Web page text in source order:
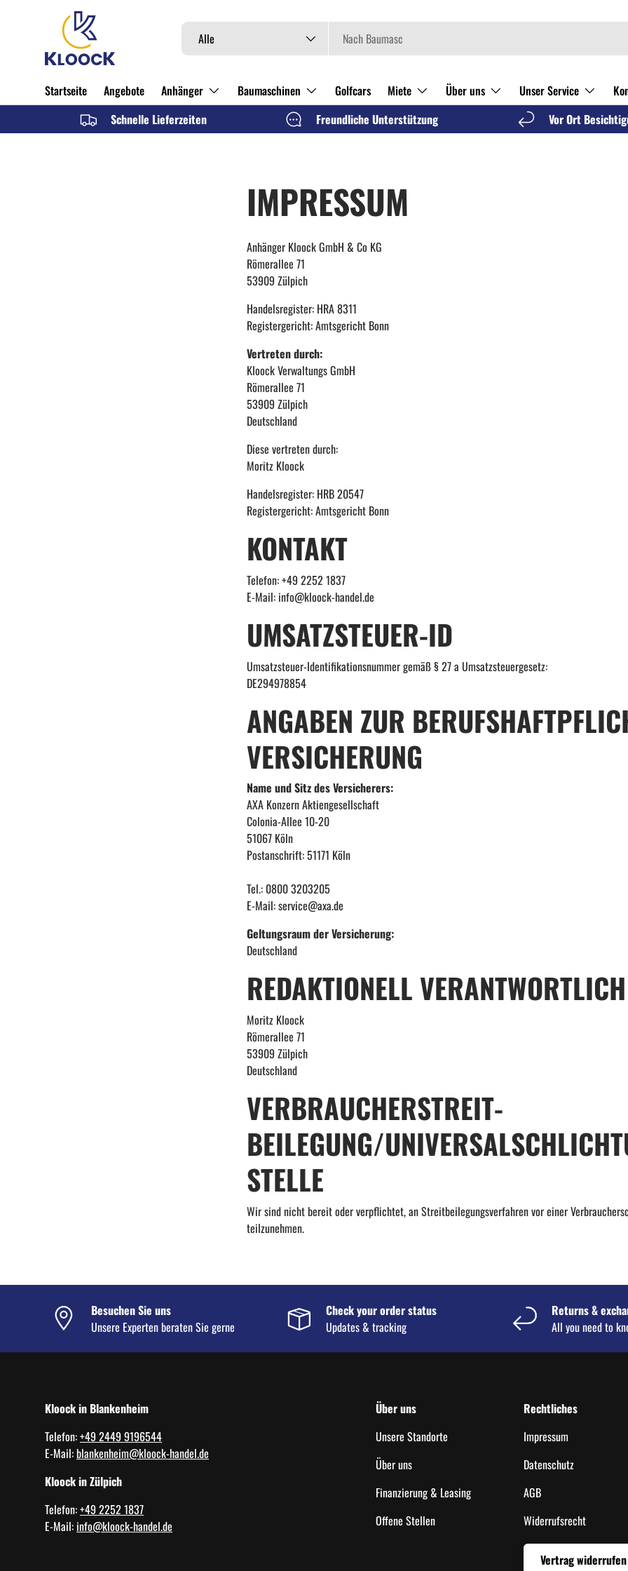
DIREKT ZUM INHALT Suchen
Art
Alle
Startseite Angebote Anhänger Baumaschinen Golfcars Miete Über uns Unser Service
Schnelle Lieferzeiten
Freundliche Unterstützung Vor Ort
IMPRESSUM
Anhänger Kloock GmbH & Co KG
Römerallee 71
53909 Zülpich
Handelsregister: HRA 8311
Registergericht: Amtsgericht Bonn
Vertreten durch:
Kloock Verwaltungs GmbH
Römerallee 71
53909 Zülpich
Deutschland
Diese vertreten durch:
Moritz Kloock
Handelsregister: HRB 20547
Registergericht: Amtsgericht Bonn
KONTAKT
Telefon: +49 2252 1837
E-Mail: info@kloock-handel.de
UMSATZSTEUER-ID
Umsatzsteuer-Identifikationsnummer gemäß § 27 a Umsatzsteuergesetz:
DE294978854
ANGABEN ZUR
VERSICHERUNG
Name und Sitz des Versicherers:
AXA Konzern Aktiengesellschaft
Colonia-Allee 10-20
51067 Köln
Postanschrift: 51171 Köln
Tel.: 0800 3203205
E-Mail: service@axa.de
Geltungsraum der Versicherung:
Deutschland
REDAKTIONELL VERANTWORTLICH
Moritz Kloock
Römerallee 71
53909 Zülpich
Deutschland
VERBRAUCHER­STREIT­
BEILEGUNG/
STELLE
Wir sind nicht bereit oder verpflichtet, an Streitbeilegungsverfahren vor einer
teilzunehmen.
Besuchen Sie uns
Unsere Experten beraten Sie gerne
Check your order status
Updates & tracking
Returns &
All you need to
Kloock in Blankenheim
Telefon:+49 2449 9196544
E-Mail:blankenheim@kloock-handel.de
Kloock in Zülpich
Telefon:+49 2252 1837
E-Mail: info@kloock-handel.de
Über uns
Unsere Standorte
Über uns
Finanzierung & Leasing
Offene Stellen
Rechtliches
Impressum
Datenschutz
AGB
Widerrufsrecht
Vertrag widerrufen